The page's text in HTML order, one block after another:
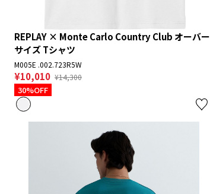
REPLAY × Monte Carlo Country Club オーバー
サイズ Tシャツ
M005E .002.723R5W
¥10,010 ¥14,300
30%OFF